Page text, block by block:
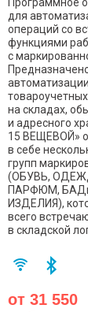
для
операций со
функциями
с
на складах,
и адресного
15 ВЕЩЕВОЙ»
в себе
групп
(ОБУВЬ,
ПАРФЮМ,
ИЗДЕЛИЯ),
всего
в складской
от 31 550